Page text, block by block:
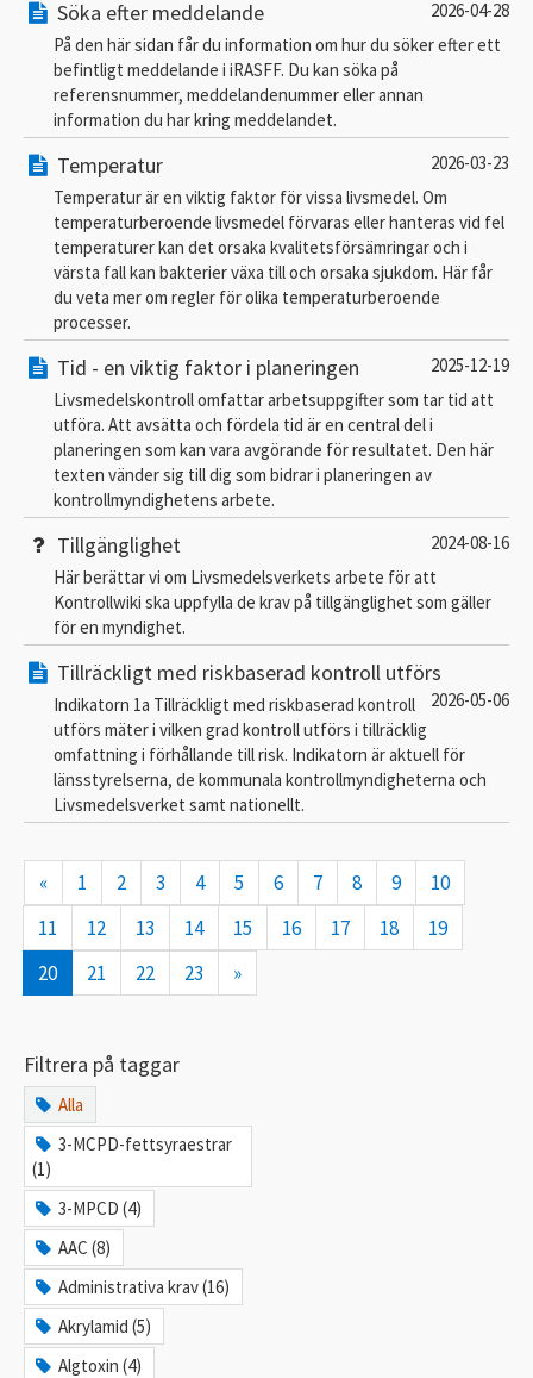
Söka efter meddelande
2026-04-28
På den här sidan får du information om hur du söker efter ett
befintligt meddelande i iRASFF. Du kan söka på
referensnummer, meddelandenummer eller annan
information du har kring meddelandet.
Temperatur
2026-03-23
Temperatur är en viktig faktor för vissa livsmedel. Om
temperaturberoende livsmedel förvaras eller hanteras vid fel
temperaturer kan det orsaka kvalitetsförsämringar och i
värsta fall kan bakterier växa till och orsaka sjukdom. Här får
du veta mer om regler för olika temperaturberoende
processer.
Tid - en viktig faktor i planeringen
2025-12-19
Livsmedelskontroll omfattar arbetsuppgifter som tar tid att
utföra. Att avsätta och fördela tid är en central del i
planeringen som kan vara avgörande för resultatet. Den här
texten vänder sig till dig som bidrar i planeringen av
kontrollmyndighetens arbete.
Tillgänglighet
2024-08-16
Här berättar vi om Livsmedelsverkets arbete för att
Kontrollwiki ska uppfylla de krav på tillgänglighet som gäller
för en myndighet.
Tillräckligt med riskbaserad kontroll utförs
2026-05-06
Indikatorn 1a Tillräckligt med riskbaserad kontroll
utförs mäter i vilken grad kontroll utförs i tillräcklig
omfattning i förhållande till risk. Indikatorn är aktuell för
länsstyrelserna, de kommunala kontrollmyndigheterna och
Livsmedelsverket samt nationellt.
« 1 2 3 4 5 6 7 8 9
10
11
12 13 14 15 16 17 18
19
20
21 22 23 »
Filtrera på taggar
Alla
3-MCPD-fettsyraestrar
(1)
3-MPCD (4)
AAC (8)
Administrativa krav (16)
Akrylamid (5)
Algtoxin (4)